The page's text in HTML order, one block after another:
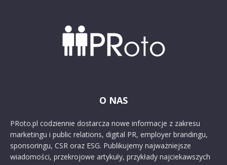
O NAS
PRoto.pl codziennie dostarcza nowe informacje z zakresu
marketingu i public relations, digital PR, employer brandingu,
sponsoringu, CSR oraz ESG. Publikujemy najważniejsze
wiadomości, przekrojowe artykuły, przykłady najciekawszych